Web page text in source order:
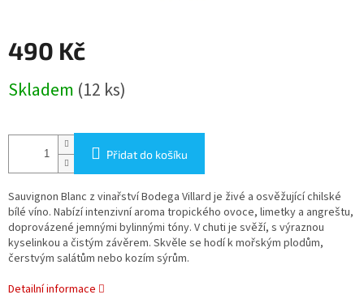
490 Kč
cena:
Skladem (12 ks)
Přidat do košíku
Sauvignon Blanc z vinařství Bodega Villard je živé a osvěžující chilské
bílé víno. Nabízí intenzivní aroma tropického ovoce, limetky a angreštu,
doprovázené jemnými bylinnými tóny. V chuti je svěží, s výraznou
kyselinkou a čistým závěrem. Skvěle se hodí k mořským plodům,
čerstvým salátům nebo kozím sýrům.
Detailní informace